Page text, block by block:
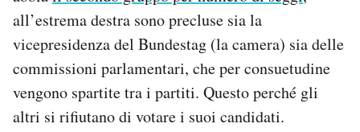
all’estrema destra sono precluse sia la
vicepresidenza del Bundestag (la camera) sia delle
commissioni parlamentari, che per consuetudine
vengono spartite tra i partiti. Questo perché gli
altri si rifiutano di votare i suoi candidati.